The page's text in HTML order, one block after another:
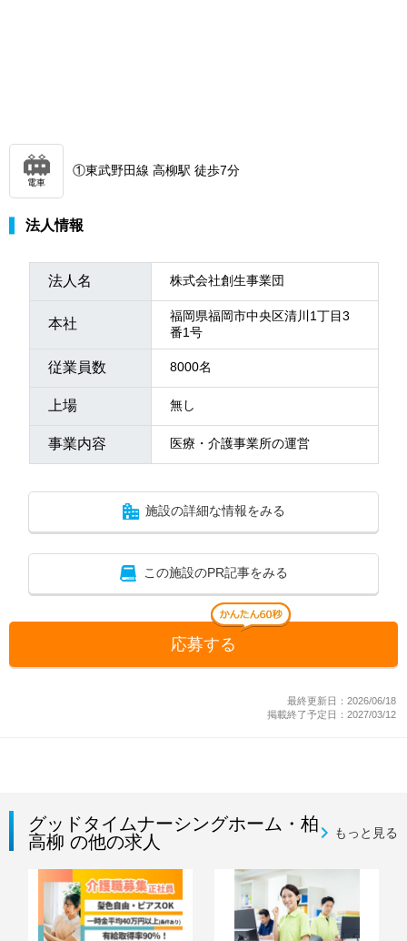
電車
①東武野田線 高柳駅 徒歩7分
法人情報
法人名 株式会社創生事業団
本社
福岡県福岡市中央区清川1丁目3
番1号
従業員数 8000名
上場 無し
事業内容 医療・介護事業所の運営
施設の詳細な情報をみる
この施設のPR記事をみる
応募する
最終更新日：2026/06/18
掲載終了予定日：2027/03/12
グッドタイムナーシングホーム・柏
高柳 の他の求人
もっと見る